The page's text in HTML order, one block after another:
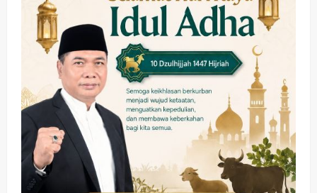
wartanusa 4 Agustus 2026
4
Keagamaan Pemerintahan
Pemkab Sidoarjo & Muhammadiyah
Sinergi Permudah Perizinan, Wakaf,
hingga Hibah
wartanusa 4 Agustus 2026
5
Keagamaan Pemerintahan
Hadir di Pengajian Qurrota A’yun,
Wabup Sidoarjo Minta Doa Jamaah
Agar Tetap Amanah Memimpin
wartanusa 4 Agustus 2026